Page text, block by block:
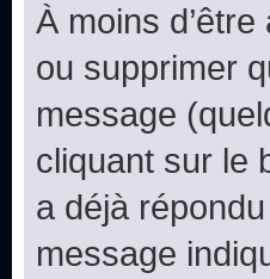
À moins
ou supprimer
message
cliquant sur le
a déjà
message